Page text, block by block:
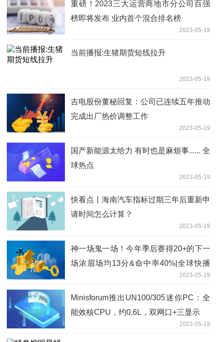
重磅！2023三大运营商地市分公司百强
榜即将发布 业内首个混合排名榜
2023-05-19
当前播报:生猪期货短线拉升
2023-05-19
吉电股份董秘回复：公司已连续五年推动
完成出厂热价调整工作
2023-05-19
国产新能源太给力 有时也是麻烦事...... 全
球热点
2023-05-19
快看点丨海南汽车指标过期三年后重新申
请时间怎么计算？
2023-05-19
神一场鬼一场！今年季后赛得20+的下一
场浓眉场均13分&命中率40%|全球快播
2023-05-19
Minisforum推出UN100/305迷你PC：全
能效核CPU，约0.6L，双网口+三显示
2023-05-19